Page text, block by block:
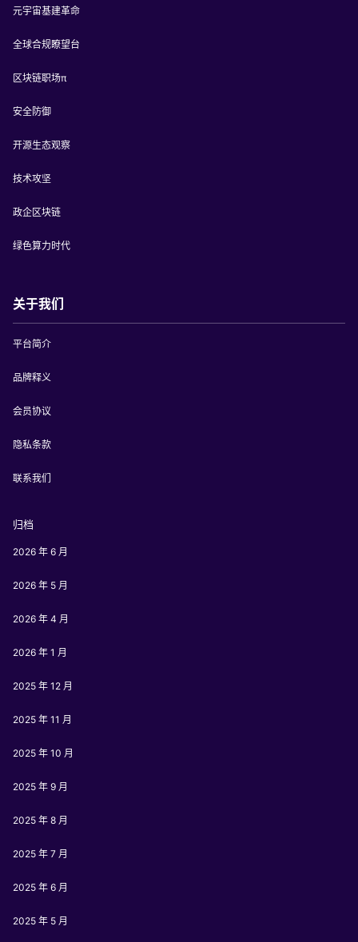
元宇宙基建革命
全球合规瞭望台
区块链职场π
安全防御
开源生态观察
技术攻坚
政企区块链
绿色算力时代
关于我们
平台简介
品牌释义
会员协议
隐私条款
联系我们
归档
2026 年 6 月
2026 年 5 月
2026 年 4 月
2026 年 1 月
2025 年 12 月
2025 年 11 月
2025 年 10 月
2025 年 9 月
2025 年 8 月
2025 年 7 月
2025 年 6 月
2025 年 5 月